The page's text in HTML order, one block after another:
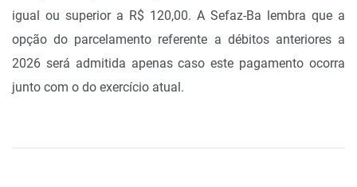
igual ou superior a R$ 120,00. A Sefaz-Ba lembra que a
opção do parcelamento referente a débitos anteriores a
2026 será admitida apenas caso este pagamento ocorra
junto com o do exercício atual.